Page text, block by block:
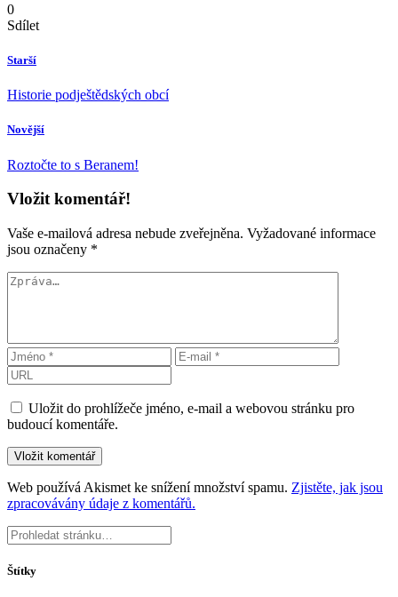
0
Sdílet
Starší
Historie podještědských obcí
Novější
Roztočte to s Beranem!
Vložit komentář!
Vaše e-mailová adresa nebude zveřejněna. Vyžadované informace
jsou označeny *
Uložit do prohlížeče jméno, e-mail a webovou stránku pro
budoucí komentáře.
Web používá Akismet ke snížení množství spamu. Zjistěte, jak jsou
zpracovávány údaje z komentářů.
Štítky